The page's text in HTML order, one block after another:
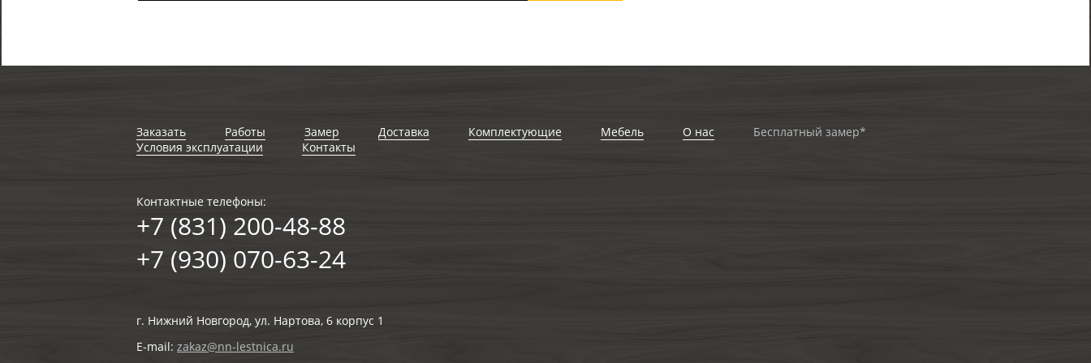
Заказать Работы Замер Доставка Комплектующие Мебель О нас
Бесплатный замер*
Условия эксплуатации
Контакты
Контактные телефоны:
+7 (831) 200-48-88
+7 (930) 070-63-24
г. Нижний Новгород, ул. Нартова, 6 корпус 1
E-mail: zakaz@nn-lestnica.ru